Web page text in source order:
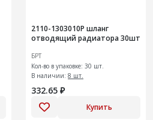
2110-1303010Р шланг
отводящий радиатора 30шт
БРТ
Кол-во в упаковке: 30 шт.
В наличии: 8 шт.
332.65 ₽
Купить